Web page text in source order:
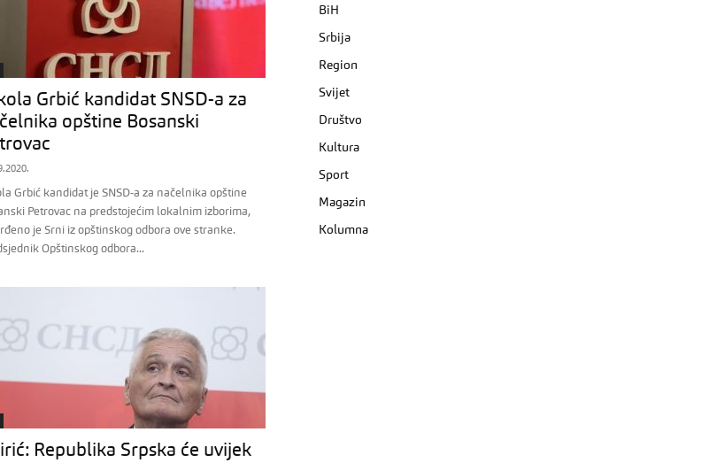
Grbić kandidat SNSD-a za
opštine Bosanski
Grbić kandidat je SNSD-a za načelnika opštine
Petrovac na predstojećim lokalnim izborima,
je Srni iz opštinskog odbora ove stranke.
Opštinskog odbora...
Republika Srpska će uvijek
BiH
Srbija
Region
Svijet
Društvo
Kultura
Sport
Magazin
Kolumna